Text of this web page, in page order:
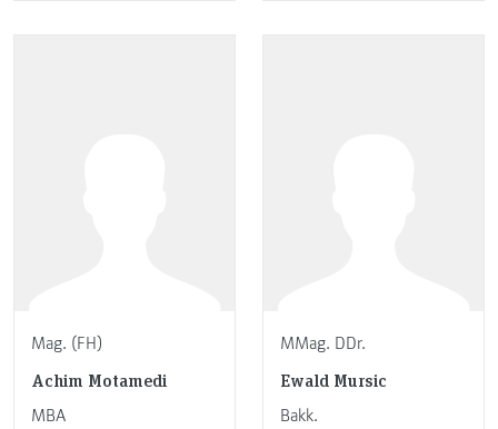
Mag. (FH)
Achim Motamedi
MBA
MMag. DDr.
Ewald Mursic
Bakk.